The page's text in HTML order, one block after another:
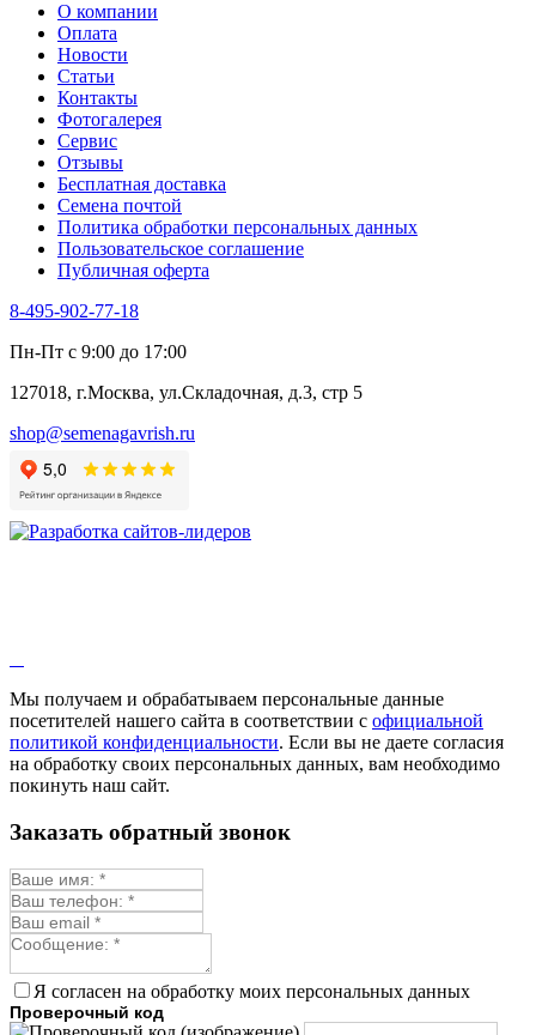
О компании
Оплата
Новости
Статьи
Контакты
Фотогалерея​
Сервис
Отзывы
Бесплатная доставка
Семена почтой
Политика обработки персональных данных
Пользовательское соглашение
Публичная оферта
8-495-902-77-18
Пн-Пт с 9:00 до 17:00
127018, г.Москва, ул.Складочная, д.3, стр 5
shop@semenagavrish.ru
Мы получаем и обрабатываем персональные данные
посетителей нашего сайта в соответствии с официальной
политикой конфиденциальности. Если вы не даете согласия
на обработку своих персональных данных, вам необходимо
покинуть наш сайт.
Заказать обратный звонок
Я согласен на обработку моих персональных данных
Проверочный код